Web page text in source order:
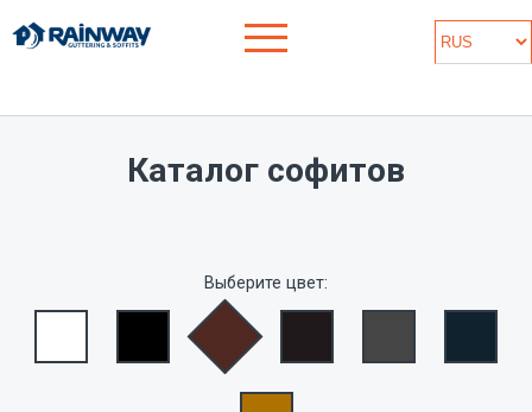
Каталог софитов
Выберите цвет: